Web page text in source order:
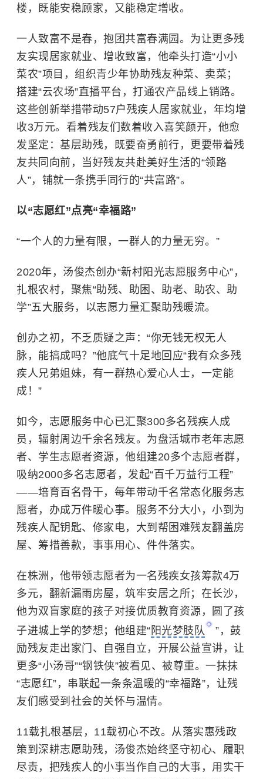
楼，既能安稳顾家，又能稳定增收。
一人致富不是春，抱团共富春满园。为让更多残
友实现居家就业、增收致富，他牵头打造“小小
菜农”项目，组织青少年协助残友种菜、卖菜；
搭建“云农场”直播平台，打通农产品线上销路。
这些创新举措带动57户残疾人居家就业，年均增
收3万元。看着残友们数着收入喜笑颜开，他愈
发坚定：基层助残，既要奋勇前行，更要带着残
友共同向前，当好残友共赴美好生活的“领路
人”，铺就一条携手同行的“共富路”。
以“志愿红”点亮“幸福路”
“一个人的力量有限，一群人的力量无穷。”
2020年，汤俊杰创办“新村阳光志愿服务中心”，
扎根农村，聚焦“助残、助困、助老、助农、助
学”五大服务，以志愿力量汇聚助残暖流。
创办之初，不乏质疑之声：“你无钱无权无人
脉，能搞成吗？”他底气十足地回应“我有众多残
疾人兄弟姐妹，有一群热心爱心人士，一定能
成！”
如今，志愿服务中心已汇聚300多名残疾人成
员，辐射周边千余名残友。为盘活城市老年志愿
者、学生志愿者资源，他组建20多个志愿者群，
吸纳2000多名志愿者，发起“百千万益行工程”
——培育百名骨干，每年带动千名常态化服务志
愿者，办成万件暖心事。服务不分大小，小到为
残疾人配钥匙、修家电，大到帮困难残友翻盖房
屋、筹措善款，事事用心、件件落实。
在株洲，他带领志愿者为一名残疾女孩筹款4万
多元，翻新漏雨房屋，筑牢安居之所；在长沙，
他为双盲家庭的孩子对接优质教育资源，圆了孩
子进城上学的梦想；他组建“ 阳光梦肢队
”，鼓
励残友走出家门、自强自立，开展公益宣讲，让
更多“小汤哥”“钢铁侠”被看见、被尊重。一抹抹
“志愿红”，串联起一条条温暖的“幸福路”，让残
友们感受到社会的关怀与温情。
11载扎根基层，11载初心不改。从落实惠残政
策到深耕志愿助残，汤俊杰始终坚守初心、履职
尽责，把残疾人的小事当作自己的大事，用实干